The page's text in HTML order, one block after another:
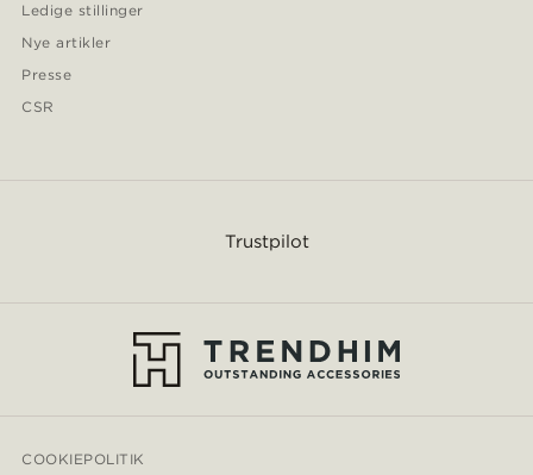
Ledige stillinger
Nye artikler
Presse
CSR
Trustpilot
COOKIEPOLITIK